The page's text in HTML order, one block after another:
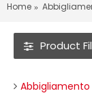
Home
Product